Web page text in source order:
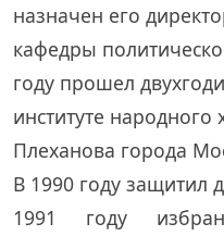
назначен его
кафедры
году прошел
институте народного
Плеханова города
В 1990 году защитил
1991 году